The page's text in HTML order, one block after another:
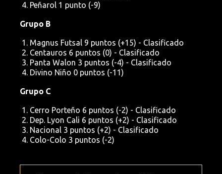
Peñarol 1 punto (-9)
Grupo B
Magnus Futsal 9 puntos (+15) - Clasificado
Centauros 6 puntos (0) - Clasificado
Panta Walon 3 puntos (-4) - Clasificado
Divino Niño 0 puntos (-11)
Grupo C
Cerro Porteño 6 puntos (-2) - Clasificado
Dep. Lyon Cali 6 puntos (+2) - Clasificado
Nacional 3 puntos (+2) - Clasificado
Colo-Colo 3 puntos (-2)